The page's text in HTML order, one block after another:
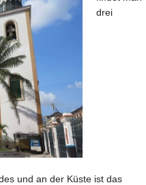
drei
und an der Küste ist das